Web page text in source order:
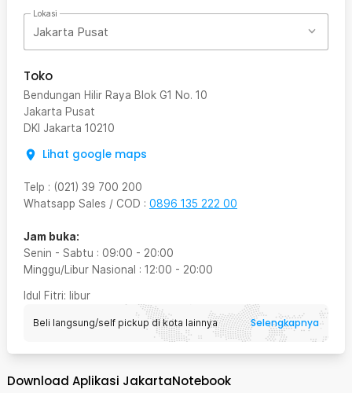
Lokasi
Jakarta Pusat
Toko
Bendungan Hilir Raya Blok G1 No. 10
Jakarta Pusat
DKI Jakarta 10210
Lihat google maps
Telp : (021) 39 700 200
Whatsapp Sales / COD : 0896 135 222 00
Jam buka:
Senin - Sabtu : 09:00 - 20:00
Minggu/Libur Nasional : 12:00 - 20:00
Idul Fitri: libur
Beli langsung/self pickup di kota lainnya Selengkapnya
Download Aplikasi JakartaNotebook